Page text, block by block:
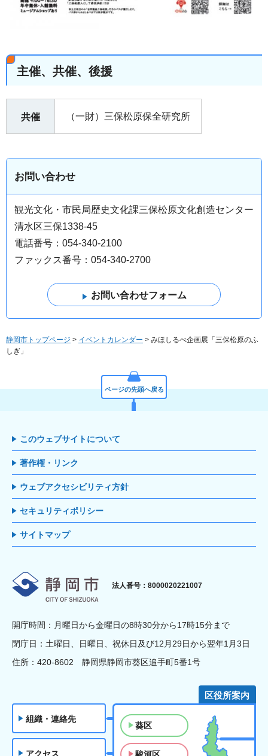
主催、共催、後援
共催 （一財）三保松原保全研究所
お問い合わせ
観光文化・市民局歴史文化課三保松原文化創造センター
清水区三保1338-45
電話番号：054-340-2100
ファックス番号：054-340-2700
静岡市トップページ > イベントカレンダー > みほしるべ企画展「三保松原のふ
しぎ」
ページの先頭へ戻る
このウェブサイトについて
著作権・リンク
ウェブアクセシビリティ方針
セキュリティポリシー
サイトマップ
静岡市
法人番号：8000020221007
開庁時間：月曜日から金曜日の8時30分から17時15分まで
閉庁日：土曜日、日曜日、祝休日及び12月29日から翌年1月3日
住所：420-8602 静岡県静岡市葵区追手町5番1号
組織・連絡先
アクセス
区役所案内
葵区
駿河区